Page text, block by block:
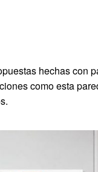
hechas con
como esta